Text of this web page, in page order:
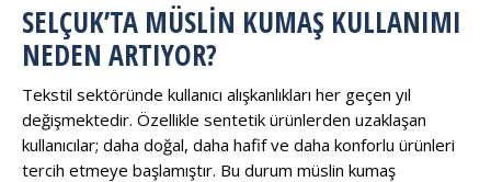
SELÇUK’TA MÜSLIN KUMAŞ KULLANIMI
NEDEN ARTIYOR?
Tekstil sektöründe kullanıcı alışkanlıkları her geçen yıl
değişmektedir. Özellikle sentetik ürünlerden uzaklaşan
kullanıcılar; daha doğal, daha hafif ve daha konforlu ürünleri
tercih etmeye başlamıştır. Bu durum müslin kumaş